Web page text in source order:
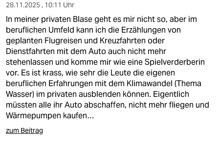
28.11.2025 , 10:11 Uhr
In meiner privaten Blase geht es mir nicht so, aber im
beruflichen Umfeld kann ich die Erzählungen von
geplanten Flugreisen und Kreuzfahrten oder
Dienstfahrten mit dem Auto auch nicht mehr
stehenlassen und komme mir wie eine Spielverderberin
vor. Es ist krass, wie sehr die Leute die eigenen
beruflichen Erfahrungen mit dem Klimawandel (Thema
Wasser) im privaten ausblenden können. Eigentlich
müssten alle ihr Auto abschaffen, nicht mehr fliegen und
Wärmepumpen kaufen…
zum Beitrag